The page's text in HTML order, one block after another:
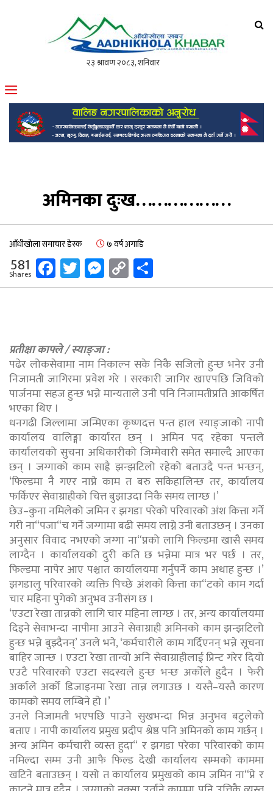
मोफसलकै लोकप्रिय अनलाइन पत्रिका
अमिनका दुःख………………
आँधीखोला समाचार डेस्क ७ वर्ष अगाडि
581
Shares Facebook
Twitter
Messenger
Copy
Link
प्रतीक्षा काफ्ले / स्याङ्जा :
पढेर लोकसेवामा नाम निकाल्न सके निकै सजिलो हुन्छ भनेर उनी
निजामती जागिरमा प्रवेश गरे । सरकारी जागिर खाएपछि जिविको
पार्जनमा सहज हुन्छ भन्ने मान्यताले उनी पनि निजामतीप्रति आकर्षित
भएका थिए ।
धनगढी जिल्लामा जन्मिएका कृष्णदत्त पन्त हाल स्याङ्जाको नापी
कार्यालय वालिङ्मा कार्यारत छन् । अमिन पद रहेका पन्तले
कार्यालयको सुचना अधिकारीको जिम्मेवारी समेत समाल्दै आएका
छन् । जग्गाको काम साह्रै झन्झटिलो रहेको बताउदै पन्त भन्छन्,
‘फिल्डमा नै गएर नाप्ने काम त बरु सकिहालिन्छ तर, कार्यालय
फर्किएर सेवाग्राहीको चित्त बुझाउदा निकै समय लाग्छ ।’
छेउ–कुना नमिलेको जमिन र झगडा परेको परिवारको अंश कित्ता गर्ने
गरी ना“पजा“च गर्ने जग्गामा बढी समय लाग्ने उनी बताउछन् । उनका
अनुसार विवाद नभएको जग्गा ना“प्नको लागि फिल्डमा खासै समय
लाग्दैन । कार्यालयको दुरी कति छ भन्नेमा मात्र भर पर्छ । तर,
फिल्डमा नापेर आए पश्चात कार्यालयमा गर्नुपर्ने काम अथाह हुन्छ ।’
झगडालु परिवारको व्यक्ति पिच्छे अंशको कित्ता का“टको काम गर्दा
चार महिना पुगेको अनुभव उनीसंग छ ।
‘एउटा रेखा तान्नको लागि चार महिना लाग्छ । तर, अन्य कार्यालयमा
दिइने सेवाभन्दा नापीमा आउने सेवाग्राही अमिनको काम झन्झटिलो
हुन्छ भन्ने बुझ्दैनन्’ उनले भने, ‘कर्मचारीले काम गर्दिएनन् भन्ने सूचना
बाहिर जान्छ । एउटा रेखा तान्यो अनि सेवाग्राहीलाई प्रिन्ट गरेर दियो
एउटै परिवारको एउटा सदस्यले हुन्छ भन्छ अर्कोले हुदैन । फेरी
अर्काले अर्को डिजाइनमा रेखा तान्न लगाउछ । यस्तै–यस्तै कारण
कामको समय लम्बिने हो ।’
उनले निजामती भएपछि पाउने सुखभन्दा भिन्न अनुभव बटुलेको
बताए । नापी कार्यालय प्रमुख प्रदीप श्रेष्ठ पनि अमिनको काम गर्छन् ।
अन्य अमिन कर्मचारी व्यस्त हुदा“ र झगडा परेका परिवारको काम
नमिल्दा सम्म उनी आफै फिल्ड देखी कार्यालय सम्मको काममा
खटिने बताउछन् । यसो त कार्यालय प्रमुखको काम जमिन ना“प्ने र